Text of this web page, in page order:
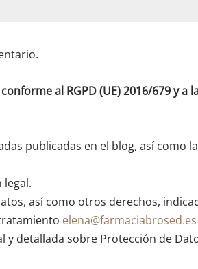
al RGPD (UE) 2016/679 y a
publicadas en el blog, así como
legal.
así como otros derechos,
elena@farmaciabrosed.es
detallada sobre Protección de